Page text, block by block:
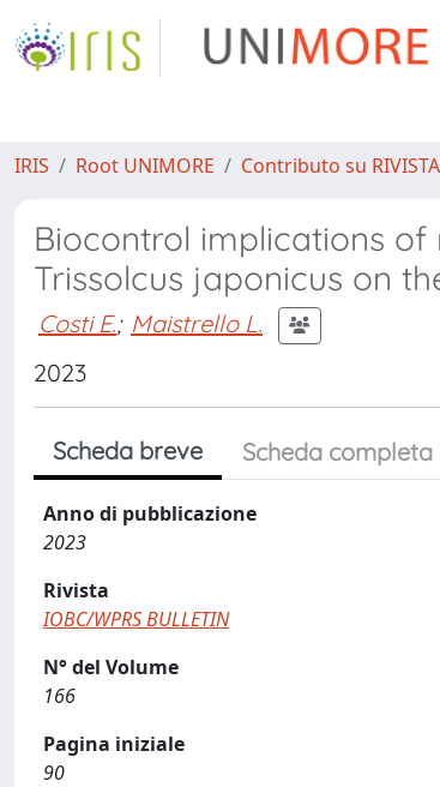
IRIS Root UNIMORE Contributo su RIVISTA
Biocontrol implications
Trissolcus japonicus on
Costi E.; Maistrello L.
2023
Scheda breve Scheda completa
Anno di pubblicazione
2023
Rivista
IOBC/WPRS BULLETIN
N° del Volume
166
Pagina iniziale
90